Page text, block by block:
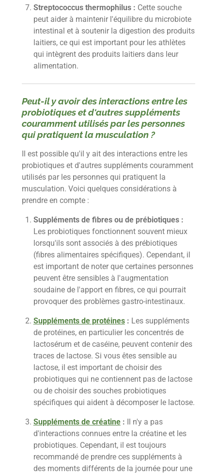
Streptococcus thermophilus : Cette souche
peut aider à maintenir l'équilibre du microbiote
intestinal et à soutenir la digestion des produits
laitiers, ce qui est important pour les athlètes
qui intègrent des produits laitiers dans leur
alimentation.
Peut-il y avoir des interactions entre les
probiotiques et d'autres suppléments
couramment utilisés par les personnes
qui pratiquent la musculation ?
Il est possible qu'il y ait des interactions entre les
probiotiques et d'autres suppléments couramment
utilisés par les personnes qui pratiquent la
musculation. Voici quelques considérations à
prendre en compte :
Suppléments de fibres ou de prébiotiques :
Les probiotiques fonctionnent souvent mieux
lorsqu'ils sont associés à des prébiotiques
(fibres alimentaires spécifiques). Cependant, il
est important de noter que certaines personnes
peuvent être sensibles à l'augmentation
soudaine de l'apport en fibres, ce qui pourrait
provoquer des problèmes gastro-intestinaux.
Suppléments de protéines: Les suppléments
de protéines, en particulier les concentrés de
lactosérum et de caséine, peuvent contenir des
traces de lactose. Si vous êtes sensible au
lactose, il est important de choisir des
probiotiques qui ne contiennent pas de lactose
ou de choisir des souches probiotiques
spécifiques qui aident à décomposer le lactose.
Suppléments de créatine: Il n'y a pas
d'interactions connues entre la créatine et les
probiotiques. Cependant, il est toujours
recommandé de prendre ces suppléments à
des moments différents de la journée pour une